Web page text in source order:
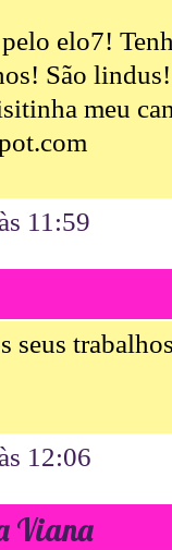
elo7!
São
meu
11:59
seus
12:06
Viana